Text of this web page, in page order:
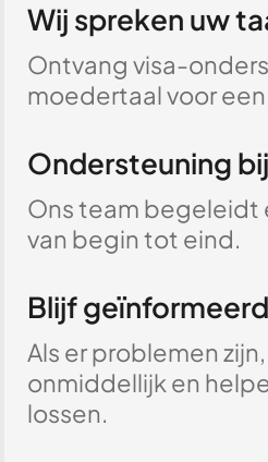
Wij spreken uw
Ontvang visa-
moedertaal voor
Ondersteuning
Ons team begeleidt
van begin tot eind.
Blijf
Als er problemen
onmiddellijk en
lossen.